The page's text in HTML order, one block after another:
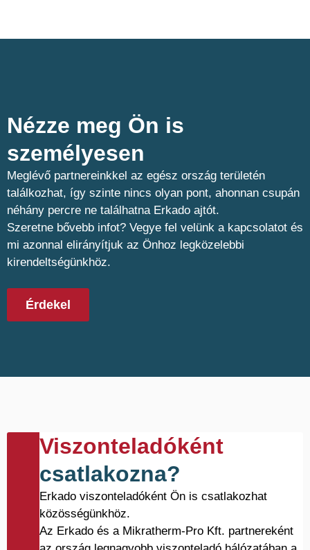
Nézze meg Ön is
személyesen​
Meglévő partnereinkkel az egész ország területén
találkozhat, így szinte nincs olyan pont, ahonnan csupán
néhány percre ne találhatna Erkado ajtót.
Szeretne bővebb infot? Vegye fel velünk a kapcsolatot és
mi azonnal elirányítjuk az Önhoz legközelebbi
kirendeltségünkhöz.
Érdekel
Viszonteladóként
csatlakozna?
Erkado viszonteladóként Ön is csatlakozhat
közösségünkhöz.
Az Erkado és a Mikratherm-Pro Kft. partnereként